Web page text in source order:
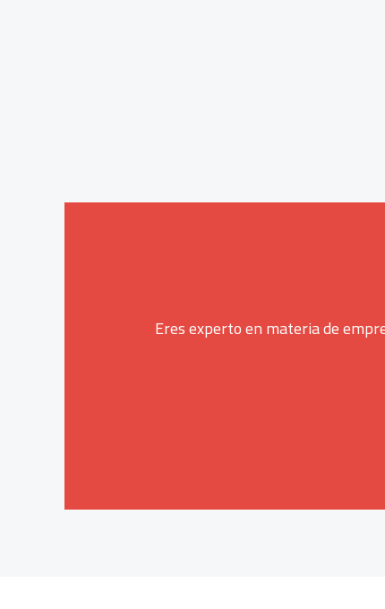
Eres experto en materia de